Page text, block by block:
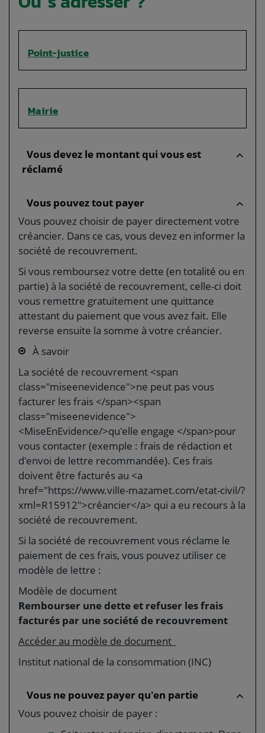
Point-justice
Mairie
Vous devez le montant qui vous est
réclamé
Vous pouvez tout payer
Vous pouvez choisir de payer directement votre
créancier. Dans ce cas, vous devez en informer la
société de recouvrement.
Si vous remboursez votre dette (en totalité ou en
partie) à la société de recouvrement, celle-ci doit
vous remettre gratuitement une quittance
attestant du paiement que vous avez fait. Elle
reverse ensuite la somme à votre créancier.
À savoir
La société de recouvrement <span
class="miseenevidence">ne peut pas vous
facturer les frais </span><span
class="miseenevidence">
<MiseEnEvidence/>qu'elle engage </span>pour
vous contacter (exemple : frais de rédaction et
d'envoi de lettre recommandée). Ces frais
doivent être facturés au <a
href="https://www.ville-mazamet.com/etat-civil/?
xml=R15912">créancier</a> qui a eu recours à la
société de recouvrement.
Si la société de recouvrement vous réclame le
paiement de ces frais, vous pouvez utiliser ce
modèle de lettre :
Modèle de document
Rembourser une dette et refuser les frais
facturés par une société de recouvrement
Accéder au modèle de document
Institut national de la consommation (INC)
Vous ne pouvez payer qu'en partie
Vous pouvez choisir de payer :